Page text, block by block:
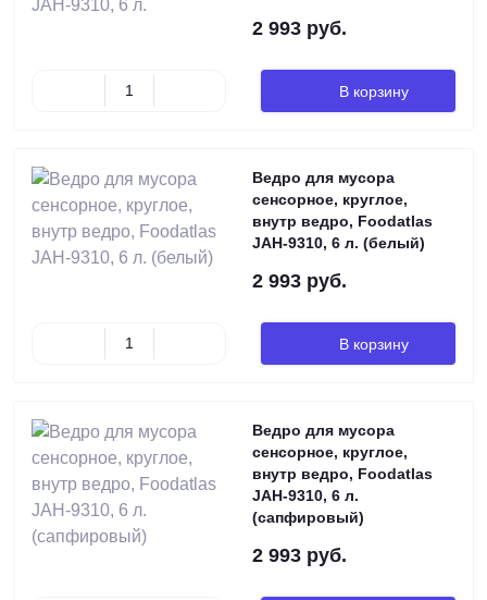
2 993 руб.
В корзину
Ведро для мусора
сенсорное, круглое,
внутр ведро, Foodatlas
JAH-9310, 6 л. (белый)
2 993 руб.
В корзину
Ведро для мусора
сенсорное, круглое,
внутр ведро, Foodatlas
JAH-9310, 6 л.
(сапфировый)
2 993 руб.